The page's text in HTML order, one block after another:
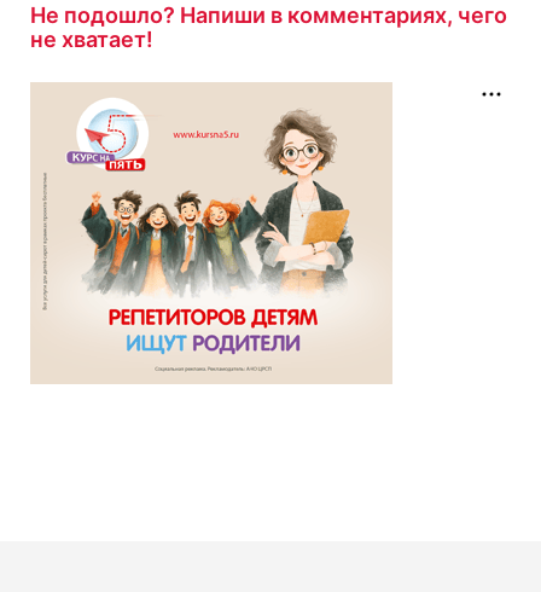
Не подошло? Напиши в комментариях, чего
не хватает!